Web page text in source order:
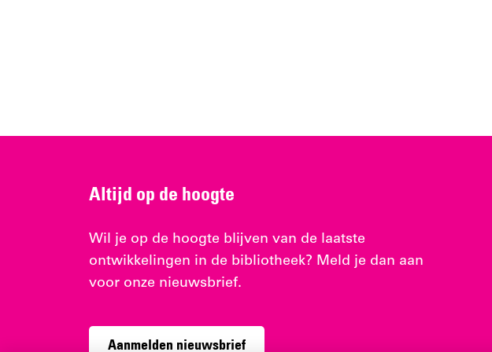
Altijd op de hoogte
Wil je op de hoogte blijven van de laatste
ontwikkelingen in de bibliotheek? Meld je dan aan
voor onze nieuwsbrief.
Aanmelden nieuwsbrief